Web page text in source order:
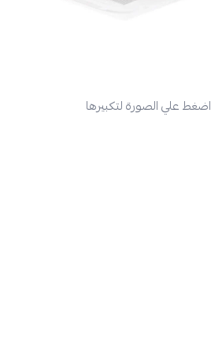
اضغط علي الصورة لتكبيرها